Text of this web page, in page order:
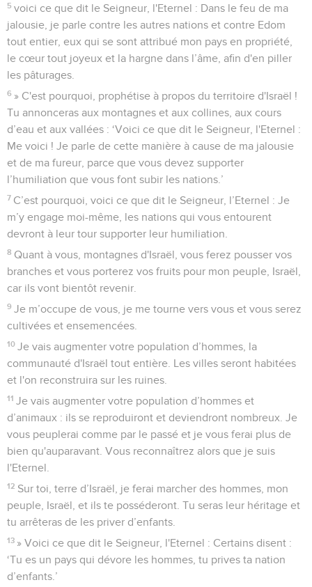
5 voici ce que dit le Seigneur, l'Eternel : Dans le feu de ma
jalousie, je parle contre les autres nations et contre Edom
tout entier, eux qui se sont attribué mon pays en propriété,
le cœur tout joyeux et la hargne dans l’âme, afin d'en piller
les pâturages.
6 » C'est pourquoi, prophétise à propos du territoire d'Israël !
Tu annonceras aux montagnes et aux collines, aux cours
d’eau et aux vallées : ‘Voici ce que dit le Seigneur, l'Eternel :
Me voici ! Je parle de cette manière à cause de ma jalousie
et de ma fureur, parce que vous devez supporter
l’humiliation que vous font subir les nations.’
7 C’est pourquoi, voici ce que dit le Seigneur, l’Eternel : Je
m’y engage moi-même, les nations qui vous entourent
devront à leur tour supporter leur humiliation.
8 Quant à vous, montagnes d'Israël, vous ferez pousser vos
branches et vous porterez vos fruits pour mon peuple, Israël,
car ils vont bientôt revenir.
9 Je m’occupe de vous, je me tourne vers vous et vous serez
cultivées et ensemencées.
10 Je vais augmenter votre population d’hommes, la
communauté d'Israël tout entière. Les villes seront habitées
et l'on reconstruira sur les ruines.
11 Je vais augmenter votre population d’hommes et
d’animaux : ils se reproduiront et deviendront nombreux. Je
vous peuplerai comme par le passé et je vous ferai plus de
bien qu'auparavant. Vous reconnaîtrez alors que je suis
l'Eternel.
12 Sur toi, terre d’Israël, je ferai marcher des hommes, mon
peuple, Israël, et ils te posséderont. Tu seras leur héritage et
tu arrêteras de les priver d’enfants.
13 » Voici ce que dit le Seigneur, l'Eternel : Certains disent :
‘Tu es un pays qui dévore les hommes, tu prives ta nation
d’enfants.’